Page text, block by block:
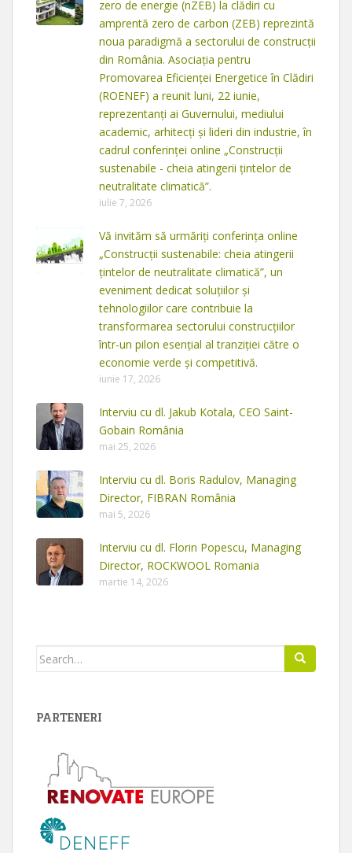
zero de energie (nZEB) la clădiri cu
amprentă zero de carbon (ZEB) reprezintă
noua paradigmă a sectorului de construcții
din România. Asociația pentru
Promovarea Eficienței Energetice în Clădiri
(ROENEF) a reunit luni, 22 iunie,
reprezentanți ai Guvernului, mediului
academic, arhitecți și lideri din industrie, în
cadrul conferinței online „Construcții
sustenabile - cheia atingerii țintelor de
neutralitate climatică”.
iulie 7, 2026
Vă invităm să urmăriți conferința online
„Construcții sustenabile: cheia atingerii
țintelor de neutralitate climatică”, un
eveniment dedicat soluțiilor și
tehnologiilor care contribuie la
transformarea sectorului construcțiilor
într-un pilon esențial al tranziției către o
economie verde și competitivă.
iunie 17, 2026
Interviu cu dl. Jakub Kotala, CEO Saint-
Gobain România
mai 25, 2026
Interviu cu dl. Boris Radulov, Managing
Director, FIBRAN România
mai 5, 2026
Interviu cu dl. Florin Popescu, Managing
Director, ROCKWOOL Romania
martie 14, 2026
Search
PARTENERI